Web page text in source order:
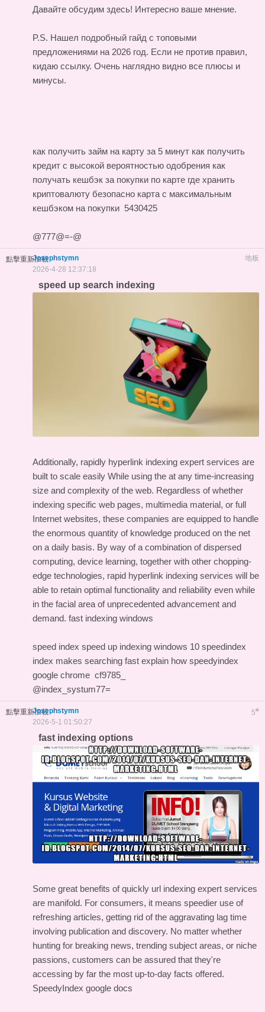
Давайте обсудим здесь! Интересно ваше мнение.
P.S. Нашел подробный гайд с топовыми
предложениями на 2026 год. Если не против правил,
кидаю ссылку. Очень наглядно видно все плюсы и
минусы.
как получить займ на карту за 5 минут как получить
кредит с высокой вероятностью одобрения как
получать кешбэк за покупки по карте где хранить
криптовалюту безопасно карта с максимальным
кешбэком на покупки 5430425
@777@=-@
點擊重新加載 地板
Josephstymn
2026-4-28 12:37:18
speed up search indexing
Additionally, rapidly hyperlink indexing expert services are
built to scale easily While using the at any time-increasing
size and complexity of the web. Regardless of whether
indexing specific web pages, multimedia material, or full
Internet websites, these companies are equipped to handle
the enormous quantity of knowledge produced on the net
on a daily basis. By way of a combination of dispersed
computing, device learning, together with other chopping-
edge technologies, rapid hyperlink indexing services will be
able to retain optimal functionality and reliability even while
in the facial area of unprecedented advancement and
demand. fast indexing windows
speed index speed up indexing windows 10 speedindex
index makes searching fast explain how speedyindex
google chrome cf9785_
@index_systum77=
點擊重新加載 5#
Josephstymn
2026-5-1 01:50:27
fast indexing options
Some great benefits of quickly url indexing expert services
are manifold. For consumers, it means speedier use of
refreshing articles, getting rid of the aggravating lag time
involving publication and discovery. No matter whether
hunting for breaking news, trending subject areas, or niche
passions, customers can be assured that they're
accessing by far the most up-to-day facts offered.
SpeedyIndex google docs